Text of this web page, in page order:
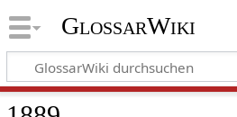
GlossarWiki